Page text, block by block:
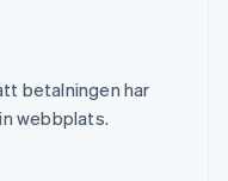
betalningen har
webbplats.